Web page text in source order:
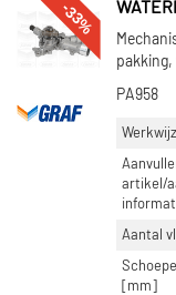
-33%
PA958
artikel/
Aantal
[mm]